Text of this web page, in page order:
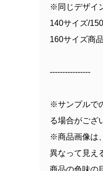
※同じデザイ
140サイズ/
160サイズ商
----------------
※サンプルで
る場合がござ
※商品画像は
異なって見え
商品の色味の